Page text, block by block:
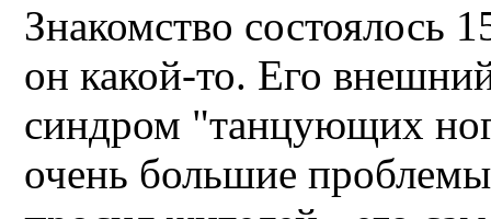
Знакомство состоялось
он какой-то. Его
синдром "танцующих
очень большие